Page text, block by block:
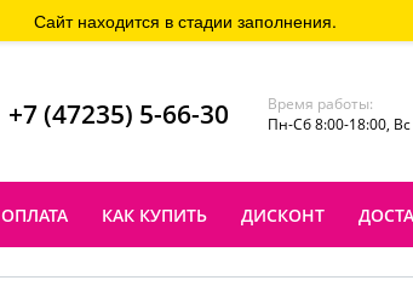
+7 (47235) 5-66-30
Время работы:
Пн-Сб 8:00-18:00,
ОПЛАТА КАК КУПИТЬ ДИСКОНТ
Сайт находится в стадии заполнения.